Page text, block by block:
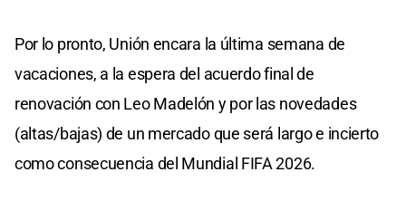
Por lo pronto, Unión encara la última semana de
vacaciones, a la espera del acuerdo final de
renovación con Leo Madelón y por las novedades
(altas/bajas) de un mercado que será largo e incierto
como consecuencia del Mundial FIFA 2026.